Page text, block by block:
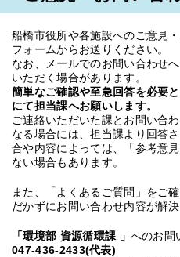
船橋市役所や各施設へのご意見
フォームからお送りください。
なお、メールでのお問い合わせ
いただく場合があります。
簡単なご確認や至急回答を必要
にて担当課へお願いします。
ご連絡いただいた課とお問い合
なる場合には、担当課より回答
合や内容によっては、「参考意
ない場合もあります。
また、「 よくあるご質問 」をご
だかずにお問い合わせ内容が解
「環境部 資源循環課 」 へのお問
047-436-2433(代表)